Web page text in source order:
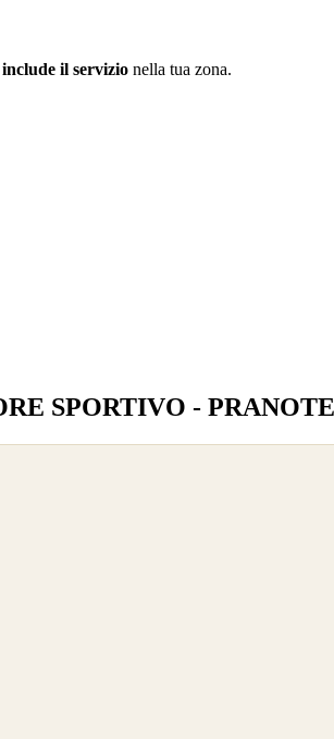
include il servizio nella tua zona.
SPORTIVO -